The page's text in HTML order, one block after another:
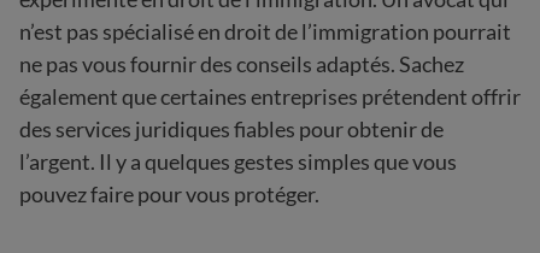
n’est pas spécialisé en droit de l’immigration pourrait
ne pas vous fournir des conseils adaptés. Sachez
également que certaines entreprises prétendent offrir
des services juridiques fiables pour obtenir de
l’argent. Il y a quelques gestes simples que vous
pouvez faire pour vous protéger.